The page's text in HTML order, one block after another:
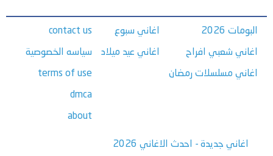
البومات 2026
اغاني شعبي افراح
اغاني مسلسلات رمضان
اغاني سبوع
اغاني عيد ميلاد
contact us
سياسه الخصوصية
terms of use
dmca
about
اغاني جديدة - احدث الاغاني 2026